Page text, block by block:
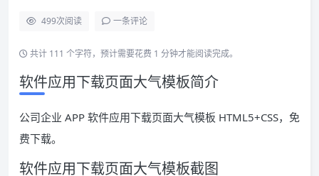
499次阅读 一条评论
共计 111 个字符，预计需要花费 1 分钟才能阅读完成。
软件应用下载页面大气模板简介
公司企业 APP 软件应用下载页面大气模板 HTML5+CSS，免
费下载。
软件应用下载页面大气模板截图